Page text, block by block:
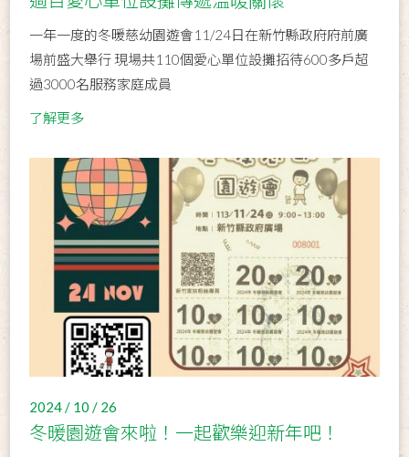
一年一度的冬暖慈幼園遊會11/24日在新竹縣政府府前廣
場前盛大舉行 現場共110個愛心單位設攤招待600多戶超
過3000名服務家庭成員
了解更多
2024 / 10 / 26
冬暖園遊會來啦！一起歡樂迎新年吧！